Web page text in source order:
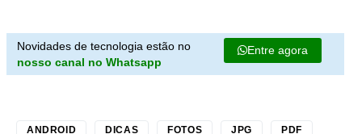
Novidades de tecnologia estão no
nosso canal no Whatsapp
Entre agora
ANDROID DICAS FOTOS JPG PDF